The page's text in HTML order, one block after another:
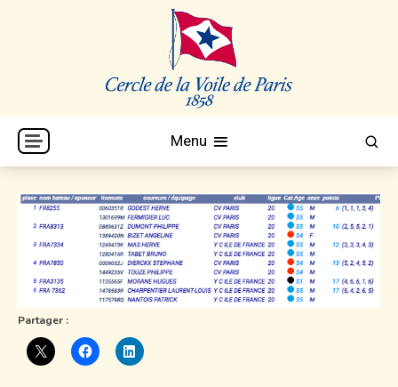
CVP
Cercle de la Voile de Paris
Menu
Partager :